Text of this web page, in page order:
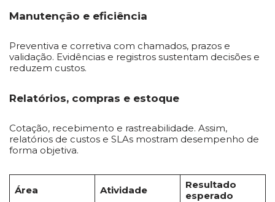
Manutenção e eficiência
Preventiva e corretiva com chamados, prazos e
validação. Evidências e registros sustentam decisões e
reduzem custos.
Relatórios, compras e estoque
Cotação, recebimento e rastreabilidade. Assim,
relatórios de custos e SLAs mostram desempenho de
forma objetiva.
Área Atividade
Resultado
esperado